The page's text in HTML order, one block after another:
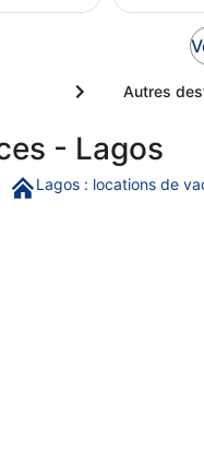
Autres
- Lagos
Lagos : locations de